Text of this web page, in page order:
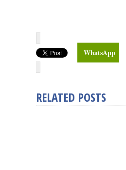
WhatsApp
RELATED POSTS